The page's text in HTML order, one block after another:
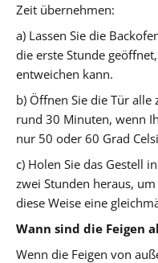
Zeit übernehmen:
a) Lassen Sie die
die erste Stunde
entweichen kann.
b) Öffnen Sie die Tür
rund 30 Minuten, wenn
nur 50 oder 60 Grad
c) Holen Sie das Gestell
zwei Stunden heraus,
diese Weise eine
Wann sind die Feigen
Wenn die Feigen von